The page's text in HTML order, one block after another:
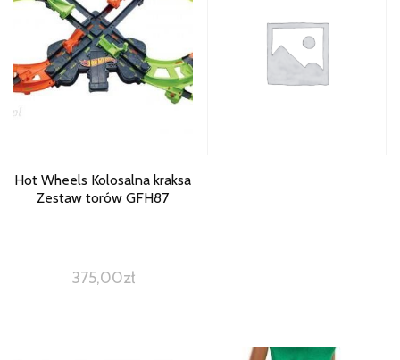
Hot Wheels Kolosalna kraksa
Zestaw torów GFH87
375,00zł